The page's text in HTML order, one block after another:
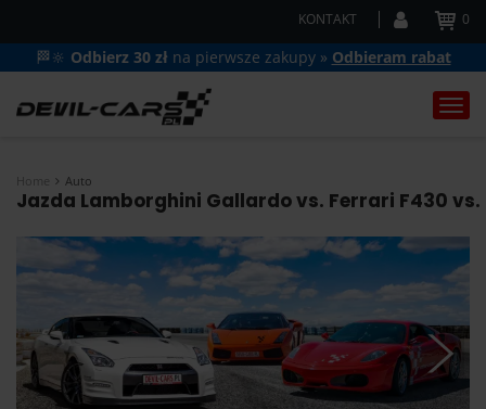
KONTAKT 0
🏁🔆 Odbierz 30 zł na pierwsze zakupy » Odbieram rabat
Home Auto
Jazda Lamborghini Gallardo vs. Ferrari F430